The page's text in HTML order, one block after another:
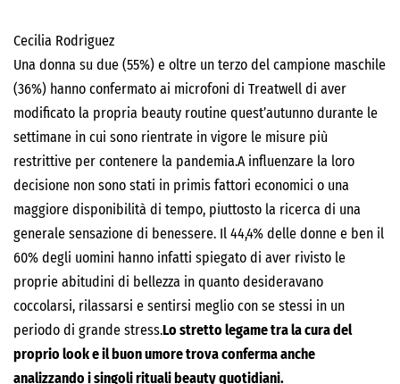
Cecilia Rodriguez
Una donna su due (55%) e oltre un terzo del campione maschile
(36%) hanno confermato ai microfoni di Treatwell di aver
modificato la propria beauty routine quest’autunno durante le
settimane in cui sono rientrate in vigore le misure più
restrittive per contenere la pandemia.A influenzare la loro
decisione non sono stati in primis fattori economici o una
maggiore disponibilità di tempo, piuttosto la ricerca di una
generale sensazione di benessere. Il 44,4% delle donne e ben il
60% degli uomini hanno infatti spiegato di aver rivisto le
proprie abitudini di bellezza in quanto desideravano
coccolarsi, rilassarsi e sentirsi meglio con se stessi in un
periodo di grande stress.Lo stretto legame tra la cura del
proprio look e il buon umore trova conferma anche
analizzando i singoli rituali beauty quotidiani.